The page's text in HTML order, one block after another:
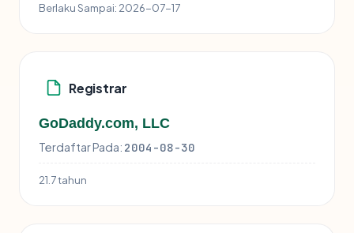
Berlaku Sampai: 2026-07-17
Registrar
GoDaddy.com, LLC
Terdaftar Pada: 2004-08-30
21.7 tahun